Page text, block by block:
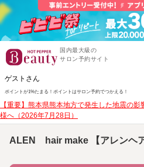
国内最大級の
サロン予約サイト
ゲストさん
ポイントが1%たまる！ ポイントはサロン予約でつかえる！
【重要】熊本県熊本地方で発生した地震の
様へ（2026年7月28日）
ALEN hair make 【アレンヘア